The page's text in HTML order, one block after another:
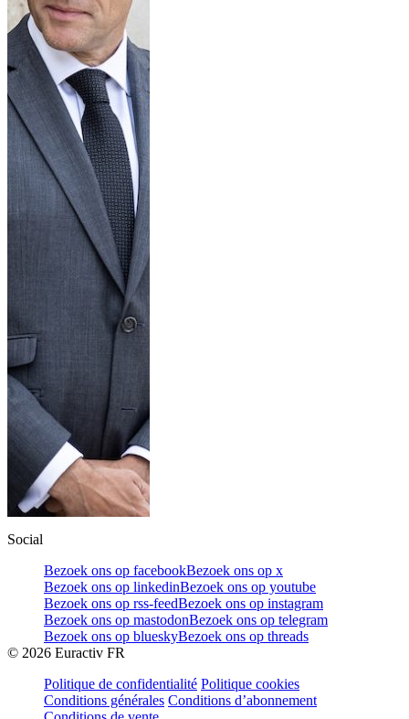
Social
Bezoek ons op facebookBezoek ons op x
Bezoek ons op linkedinBezoek ons op youtube
Bezoek ons op rss-feedBezoek ons op instagram
Bezoek ons op mastodonBezoek ons op telegram
Bezoek ons op blueskyBezoek ons op threads
© 2026 Euractiv FR
Politique de confidentialité Politique cookies
Conditions générales Conditions d’abonnement